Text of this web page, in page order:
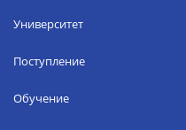
Университет
Поступление
Обучение